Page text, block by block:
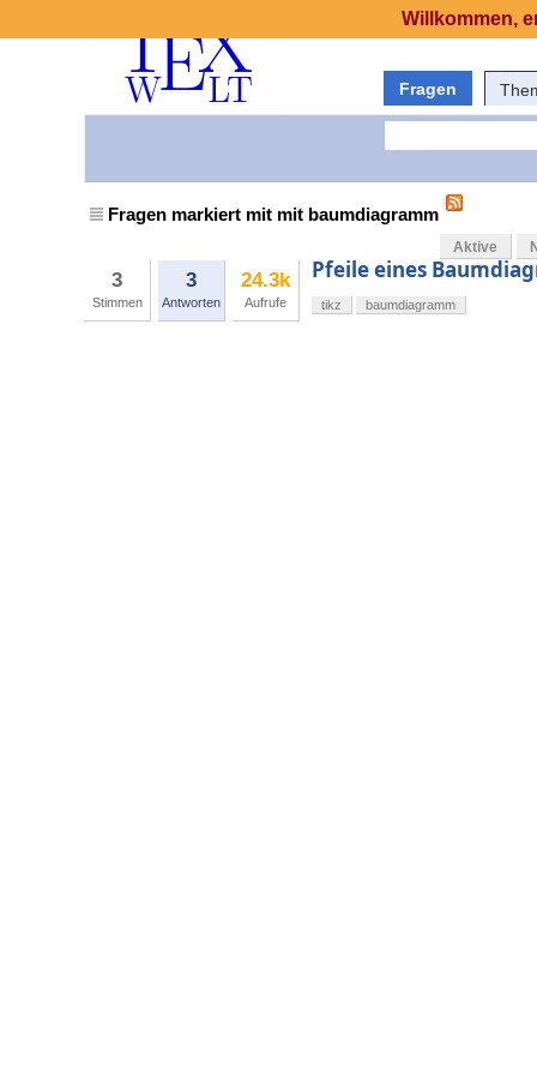
Fragen
Fragen markiert mit mit baumdiagramm
Aktive
3
Stimmen
3
Antworten
24.3k
Aufrufe
Pfeile eines
tikz baumdiagramm
Willkommen,